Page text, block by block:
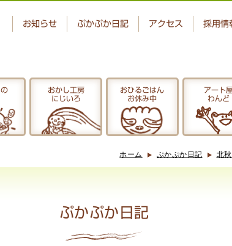
お知らせ ぷかぷか日記 アクセス 採用情
ぷかぷか
ぷかぷか日記
おかし工房
にじいろ
おひるごはん
お休み中
アート
わんど
ホーム ぷかぷか日記 北
ぷかぷか日記